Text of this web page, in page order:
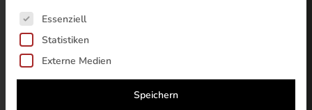
Es folgt eine Liste der Service-Gruppen, für die
Essenziell
Statistiken
Externe Medien
Speichern